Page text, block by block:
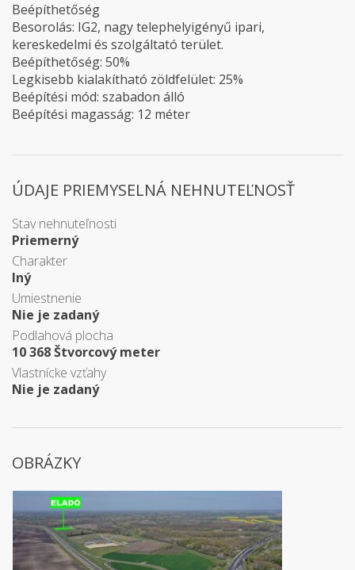
Beépíthetőség
Besorolás: IG2, nagy telephelyigényű ipari,
kereskedelmi és szolgáltató terület.
Beépíthetőség: 50%
Legkisebb kialakítható zöldfelület: 25%
Beépítési mód: szabadon álló
Beépítési magasság: 12 méter
ÚDAJE PRIEMYSELNÁ NEHNUTEĽNOSŤ
Stav nehnuteľnosti
Priemerný
Charakter
Iný
Umiestnenie
Nie je zadaný
Podlahová plocha
10 368 Štvorcový meter
Vlastnícke vzťahy
Nie je zadaný
OBRÁZKY